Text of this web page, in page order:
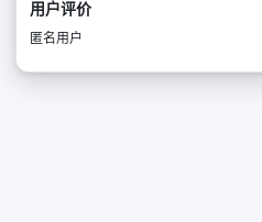
用户评价
匿名用户